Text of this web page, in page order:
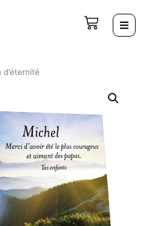
d’éternité